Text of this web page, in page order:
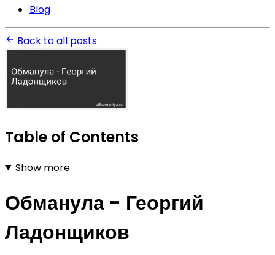
Blog
Back to all posts
Table of Contents
Show more
Обманула - Георгий
Ладонщиков